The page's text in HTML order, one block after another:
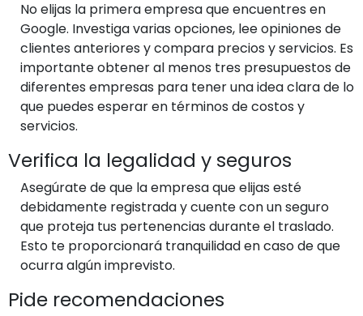
No elijas la primera empresa que encuentres en
Google. Investiga varias opciones, lee opiniones de
clientes anteriores y compara precios y servicios. Es
importante obtener al menos tres presupuestos de
diferentes empresas para tener una idea clara de lo
que puedes esperar en términos de costos y
servicios.
Verifica la legalidad y seguros
Asegúrate de que la empresa que elijas esté
debidamente registrada y cuente con un seguro
que proteja tus pertenencias durante el traslado.
Esto te proporcionará tranquilidad en caso de que
ocurra algún imprevisto.
Pide recomendaciones